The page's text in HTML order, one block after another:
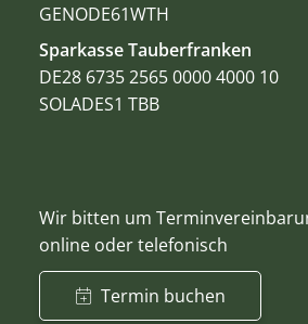
GENODE61WTH
Sparkasse Tauberfranken
DE28 6735 2565 0000 4000 10
SOLADES1 TBB
Wir bitten um
online oder telefonisch
Termin buchen